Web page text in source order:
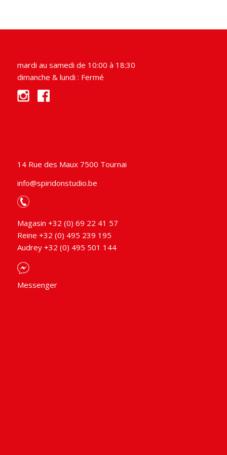
mardi au samedi de 10:00 à 18:30
dimanche & lundi : Fermé
14 Rue des Maux 7500 Tournai
info@spiridonstudio.be
Magasin +32 (0) 69 22 41 57
Reine +32 (0) 495 239 195
Audrey +32 (0) 495 501 144
Messenger